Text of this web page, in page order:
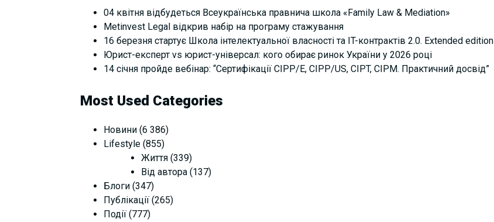
04 квітня відбудеться Всеукраїнська правнича школа «Family Law & Mediation»
Metinvest Legal відкрив набір на програму стажування
16 березня стартує Школа інтелектуальної власності та IT-контрактів 2.0. Extended edition
Юрист-експерт vs юрист-універсал: кого обирає ринок України у 2026 році
14 січня пройде вебінар: “Сертифікації СІРР/Е, CIPP/US, CIPT, CIPM. Практичний досвід”
Most Used Categories
Новини (6 386)
Lifestyle (855)
Життя (339)
Від автора (137)
Блоги (347)
Публікації (265)
Події (777)